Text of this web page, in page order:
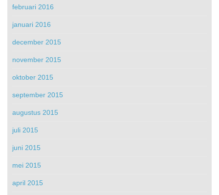
februari 2016
januari 2016
december 2015
november 2015
oktober 2015
september 2015
augustus 2015
juli 2015
juni 2015
mei 2015
april 2015